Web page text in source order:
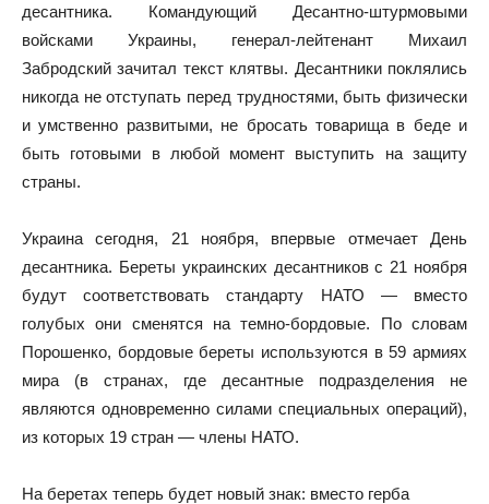
десантника. Командующий Десантно-штурмовыми
войсками Украины, генерал-лейтенант Михаил
Забродский зачитал текст клятвы. Десантники поклялись
никогда не отступать перед трудностями, быть физически
и умственно развитыми, не бросать товарища в беде и
быть готовыми в любой момент выступить на защиту
страны.
Украина сегодня, 21 ноября, впервые отмечает День
десантника. Береты украинских десантников с 21 ноября
будут соответствовать стандарту НАТО — вместо
голубых они сменятся на темно-бордовые. По словам
Порошенко, бордовые береты используются в 59 армиях
мира (в странах, где десантные подразделения не
являются одновременно силами специальных операций),
из которых 19 стран — члены НАТО.
На беретах теперь будет новый знак: вместо герба